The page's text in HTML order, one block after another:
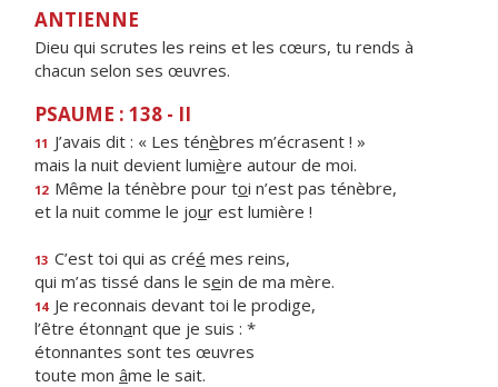
ANTIENNE
Dieu qui scrutes les reins et les cœurs, tu rends à
chacun selon ses œuvres.
PSAUME : 138 - II
11 J’avais dit : « Les ténèbres m’écrasent ! »
mais la nuit devient lumière autour de moi.
12 Même la ténèbre pour toi n’est pas ténèbre,
et la nuit comme le jour est lumière !
13 C’est toi qui as créé mes reins,
qui m’as tissé dans le sein de ma mère.
14 Je reconnais devant toi le prodige,
l’être étonnant que je suis : *
étonnantes sont tes œuvres
toute mon âme le sait.